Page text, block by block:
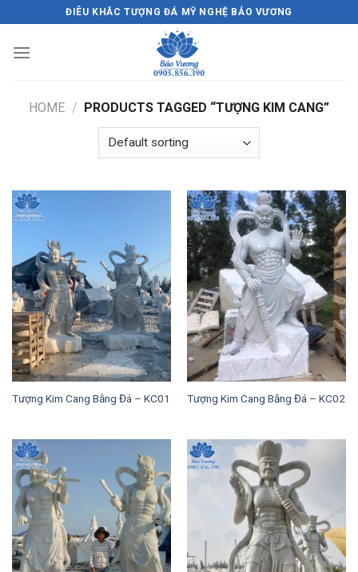
to
content
ĐIÊU KHẮC TƯỢNG ĐÁ MỸ NGHỆ BẢO VƯƠNG
HOME / PRODUCTS TAGGED “TƯỢNG KIM CANG”
Tượng Kim Cang Bằng Đá – KC01 Tượng Kim Cang Bằng Đá – KC02